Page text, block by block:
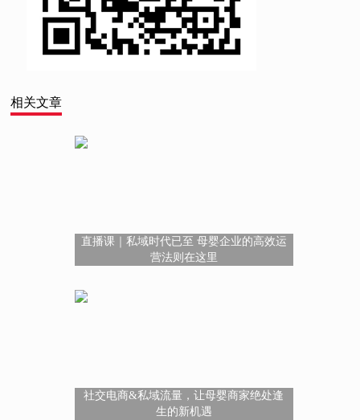
相关文章
直播课｜私域时代已至 母婴企业的高效运
营法则在这里
社交电商&私域流量，让母婴商家绝处逢
生的新机遇